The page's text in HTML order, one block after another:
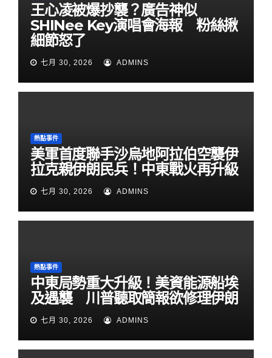
王心凌被爆抄襲？廣告神似
SHINee Key演唱會海報 粉絲揪
細節怒了
七月 30, 2026 ADMINS
熱點事件
美軍首度聯手沙烏地阿拉伯空襲伊
拉克親伊朗民兵！中東戰火再升級
七月 30, 2026 ADMINS
熱點事件
中東局勢重大升級！美資能源船埃
及遇襲 川普聽取簡報欲修理伊朗
七月 30, 2026 ADMINS